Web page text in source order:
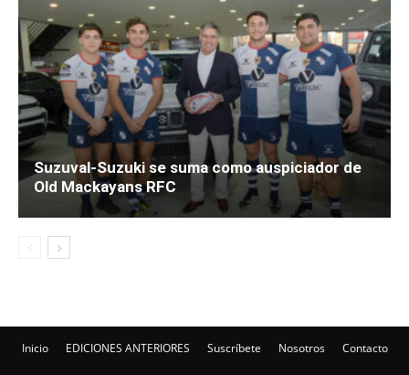
Suzuval-Suzuki se suma como auspiciador de
Old Mackayans RFC
Inicio EDICIONES ANTERIORES Suscríbete Nosotros Contacto